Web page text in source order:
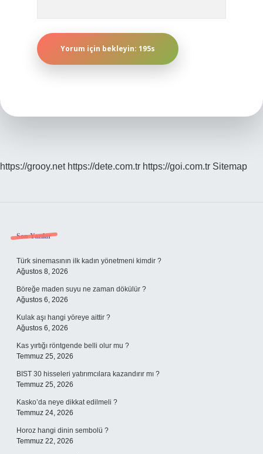
https://grooy.net https://dete.com.tr https://goi.com.tr Sitemap
Sidebar
Son Yazılar
Türk sinemasının ilk kadın yönetmeni kimdir ?
Ağustos 8, 2026
Böreğe maden suyu ne zaman dökülür ?
Ağustos 6, 2026
Kulak aşı hangi yöreye aittir ?
Ağustos 6, 2026
Kas yırtığı röntgende belli olur mu ?
Temmuz 25, 2026
BIST 30 hisseleri yatırımcılara kazandırır mı ?
Temmuz 25, 2026
Kasko’da neye dikkat edilmeli ?
Temmuz 24, 2026
Horoz hangi dinin sembolü ?
Temmuz 22, 2026